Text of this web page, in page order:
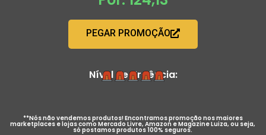
PEGAR PROMOÇÃO
Nível de Urgência:
**Nós não vendemos produtos! Encontramos promoção nos maiores
marketplaces e lojas como Mercado Livre, Amazon e Magazine Luiza, ou seja,
só postamos produtos 100% seguros.